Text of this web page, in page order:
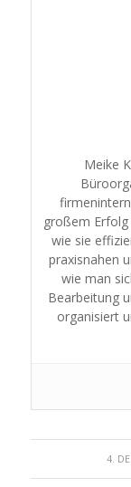
Meike
großem
wie sie
praxisnahen
wie man
Bearbeitung
organisiert
4.